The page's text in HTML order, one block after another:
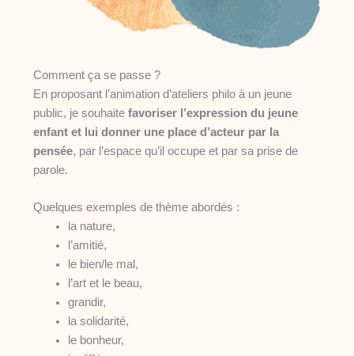
Comment ça se passe ?
En proposant l’animation d’ateliers philo à un jeune
public, je souhaite favoriser l’expression du jeune
enfant et lui donner une place d’acteur par la
pensée, par l’espace qu’il occupe et par sa prise de
parole.
Quelques exemples de thème abordés :
la nature,
l’amitié,
le bien/le mal,
l’art et le beau,
grandir,
la solidarité,
le bonheur,